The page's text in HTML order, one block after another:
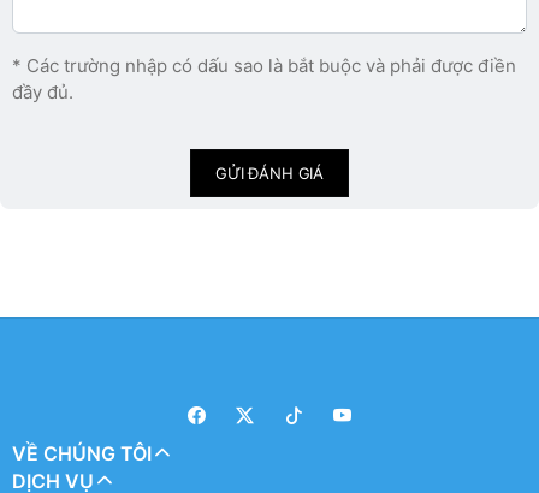
* Các trường nhập có dấu sao là bắt buộc và phải được điền
đầy đủ.
GỬI ĐÁNH GIÁ
VỀ CHÚNG TÔI
DỊCH VỤ